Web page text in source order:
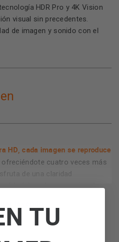
HDR Pro y 4K Vision
visual sin precedentes.
de imagen y sonido con el
HD, cada imagen se reproduce
ofreciéndote cuatro veces más
de una claridad
HDR, ofrece una calidad de
TU